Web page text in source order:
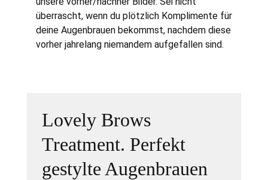
überrascht, wenn du plötzlich Komplimente für
deine Augenbrauen bekommst, nachdem diese
vorher jahrelang niemandem aufgefallen sind.
Lovely Brows
Treatment. Perfekt
gestylte Augenbrauen